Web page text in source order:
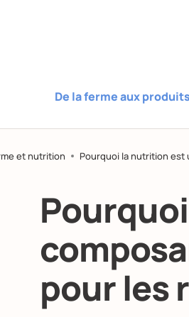
De la ferme aux produits
et nutrition Pourquoi la nutrition est
pour les